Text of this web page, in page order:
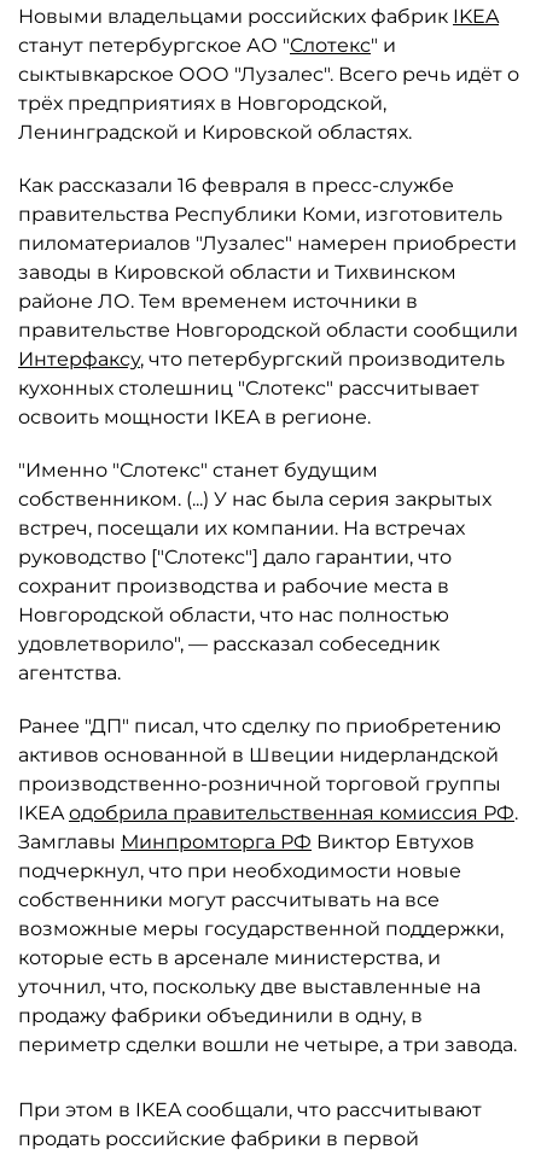
Новыми владельцами российских фабрик IKEA
станут петербургское АО "Слотекс" и
сыктывкарское ООО "Лузалес". Всего речь идёт о
трёх предприятиях в Новгородской,
Ленинградской и Кировской областях.
Как рассказали 16 февраля в пресс-службе
правительства Республики Коми, изготовитель
пиломатериалов "Лузалес" намерен приобрести
заводы в Кировской области и Тихвинском
районе ЛО. Тем временем источники в
правительстве Новгородской области сообщили
Интерфаксу, что петербургский производитель
кухонных столешниц "Слотекс" рассчитывает
освоить мощности IKEA в регионе.
"Именно "Слотекс" станет будущим
собственником. (...) У нас была серия закрытых
встреч, посещали их компании. На встречах
руководство ["Слотекс"] дало гарантии, что
сохранит производства и рабочие места в
Новгородской области, что нас полностью
удовлетворило", — рассказал собеседник
агентства.
Ранее "ДП" писал, что сделку по приобретению
активов основанной в Швеции нидерландской
производственно-розничной торговой группы
IKEAодобрила правительственная комиссия РФ.
Замглавы Минпромторга РФ Виктор Евтухов
подчеркнул, что при необходимости новые
собственники могут рассчитывать на все
возможные меры государственной поддержки,
которые есть в арсенале министерства, и
уточнил, что, поскольку две выставленные на
продажу фабрики объединили в одну, в
периметр сделки вошли не четыре, а три завода.
При этом в IKEA сообщали, что рассчитывают
продать российские фабрики в первой